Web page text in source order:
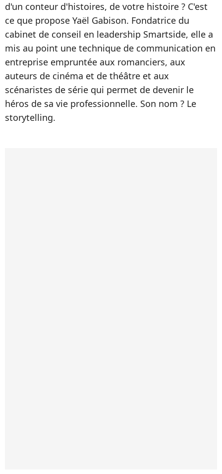
d'un conteur d'histoires, de votre histoire ? C'est
ce que propose Yaël Gabison. Fondatrice du
cabinet de conseil en leadership Smartside, elle a
mis au point une technique de communication en
entreprise empruntée aux romanciers, aux
auteurs de cinéma et de théâtre et aux
scénaristes de série qui permet de devenir le
héros de sa vie professionnelle. Son nom ? Le
storytelling.